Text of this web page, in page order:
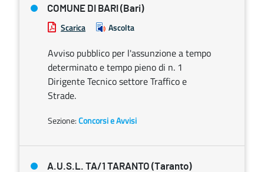
COMUNE DI BARI (Bari)
Scarica Ascolta
Avviso pubblico per l'assunzione a tempo
determinato e tempo pieno di n. 1
Dirigente Tecnico settore Traffico e
Strade.
Sezione:Concorsi e Avvisi
A.U.S.L. TA/1 TARANTO (Taranto)